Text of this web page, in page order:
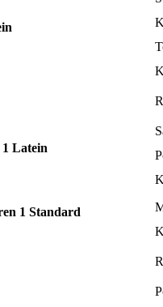
1 Latein
1 Standard